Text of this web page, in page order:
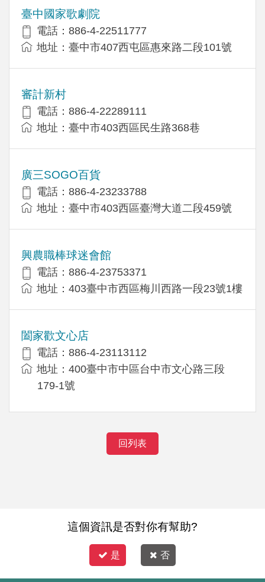
臺中國家歌劇院
電話：886-4-22511777
地址：臺中市407西屯區惠來路二段101號
審計新村
電話：886-4-22289111
地址：臺中市403西區民生路368巷
廣三SOGO百貨
電話：886-4-23233788
地址：臺中市403西區臺灣大道二段459號
興農職棒球迷會館
電話：886-4-23753371
地址：403臺中市西區梅川西路一段23號1樓
闔家歡文心店
電話：886-4-23113112
地址：400臺中市中區台中市文心路三段
179-1號
回列表
這個資訊是否對你有幫助?
是 否